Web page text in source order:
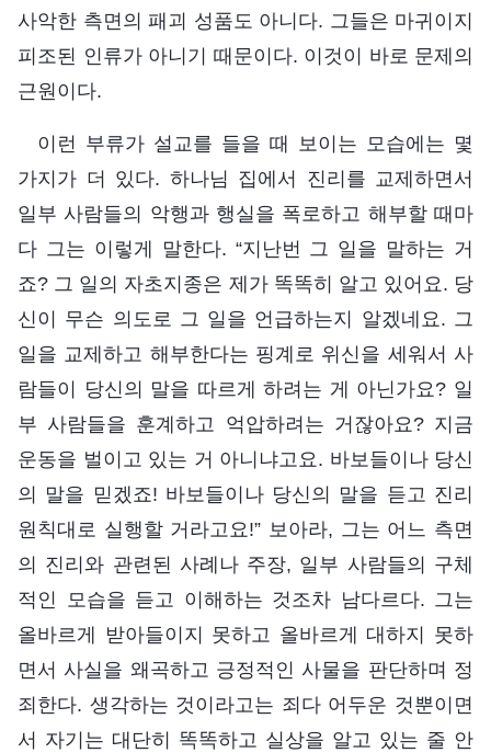
사악한 측면의 패괴 성품도 아니다. 그들은 마귀이지
피조된 인류가 아니기 때문이다. 이것이 바로 문제의
근원이다.
이런 부류가 설교를 들을 때 보이는 모습에는 몇
가지가 더 있다. 하나님 집에서 진리를 교제하면서
일부 사람들의 악행과 행실을 폭로하고 해부할 때마
다 그는 이렇게 말한다. “지난번 그 일을 말하는 거
죠? 그 일의 자초지종은 제가 똑똑히 알고 있어요. 당
신이 무슨 의도로 그 일을 언급하는지 알겠네요. 그
일을 교제하고 해부한다는 핑계로 위신을 세워서 사
람들이 당신의 말을 따르게 하려는 게 아닌가요? 일
부 사람들을 훈계하고 억압하려는 거잖아요? 지금
운동을 벌이고 있는 거 아니냐고요. 바보들이나 당신
의 말을 믿겠죠! 바보들이나 당신의 말을 듣고 진리
원칙대로 실행할 거라고요!” 보아라, 그는 어느 측면
의 진리와 관련된 사례나 주장, 일부 사람들의 구체
적인 모습을 듣고 이해하는 것조차 남다르다. 그는
올바르게 받아들이지 못하고 올바르게 대하지 못하
면서 사실을 왜곡하고 긍정적인 사물을 판단하며 정
죄한다. 생각하는 것이라고는 죄다 어두운 것뿐이면
서 자기는 대단히 똑똑하고 실상을 알고 있는 줄 안